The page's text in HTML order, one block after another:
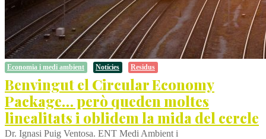
Economia i medi ambient Notícies Residus
Benvingut el Circular Economy
Package… però queden moltes
linealitats i oblidem la mida del cercle
Dr. Ignasi Puig Ventosa. ENT Medi Ambient i